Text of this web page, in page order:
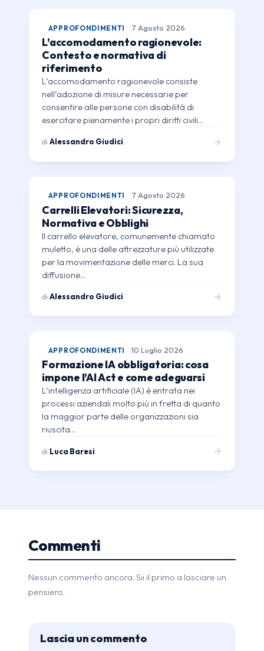
APPROFONDIMENTI 7 Agosto 2026
L’accomodamento ragionevole:
Contesto e normativa di
riferimento
L’accomodamento ragionevole consiste
nell’adozione di misure necessarie per
consentire alle persone con disabilità di
esercitare pienamente i propri diritti civili…
diAlessandro Giudici
APPROFONDIMENTI 7 Agosto 2026
Carrelli Elevatori: Sicurezza,
Normativa e Obblighi
Il carrello elevatore, comunemente chiamato
muletto, è una delle attrezzature più utilizzate
per la movimentazione delle merci. La sua
diffusione…
diAlessandro Giudici
APPROFONDIMENTI 10 Luglio 2026
Formazione IA obbligatoria: cosa
impone l’AI Act e come adeguarsi
L’intelligenza artificiale (IA) è entrata nei
processi aziendali molto più in fretta di quanto
la maggior parte delle organizzazioni sia
riuscita…
di Luca Baresi
Commenti
Nessun commento ancora. Sii il primo a lasciare un
pensiero.
Lascia un commento